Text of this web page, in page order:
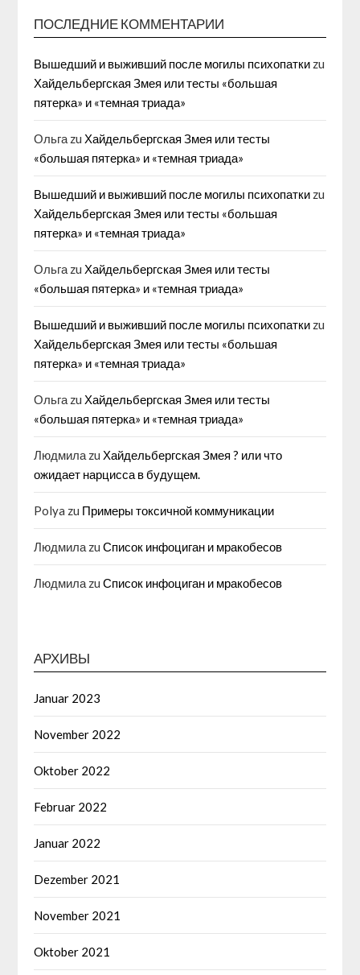
ПОСЛЕДНИЕ КОММЕНТАРИИ
Вышедший и выживший после могилы психопатки zu
Хайдельбергская Змея или тесты «большая
пятерка» и «темная триада»
Ольга zuХайдельбергская Змея или тесты
«большая пятерка» и «темная триада»
Вышедший и выживший после могилы психопатки zu
Хайдельбергская Змея или тесты «большая
пятерка» и «темная триада»
Ольга zuХайдельбергская Змея или тесты
«большая пятерка» и «темная триада»
Вышедший и выживший после могилы психопатки zu
Хайдельбергская Змея или тесты «большая
пятерка» и «темная триада»
Ольга zuХайдельбергская Змея или тесты
«большая пятерка» и «темная триада»
Людмила zuХайдельбергская Змея ? или что
ожидает нарцисса в будущем.
Polya zu Примеры токсичной коммуникации
Людмила zuСписок инфоциган и мракобесов
Людмила zuСписок инфоциган и мракобесов
АРХИВЫ
Januar 2023
November 2022
Oktober 2022
Februar 2022
Januar 2022
Dezember 2021
November 2021
Oktober 2021